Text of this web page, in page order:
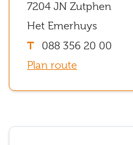
7204 JN Zutphen
Het Emerhuys
088 356 20 00
Plan route